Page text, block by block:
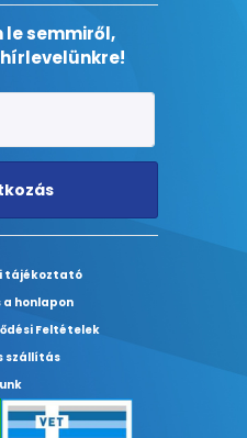
le semmiről,
tájékoztató
a honlapon
Feltételek
szállítás